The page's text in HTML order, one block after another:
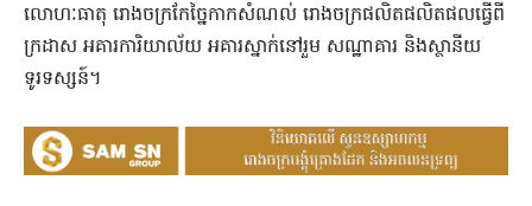
លោហៈធាតុ រោងចក្រកែច្នៃកាកសំណល់ រោងចក្រផលិតផលិតផលធ្វើពី
ក្រដាស អគារការិយាល័យ អគារស្នាក់នៅរួម សណ្ឋាគារ និងស្ថានីយ
ទូរទស្សន៍។